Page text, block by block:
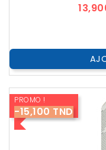
PROMO !
-15,100 TND